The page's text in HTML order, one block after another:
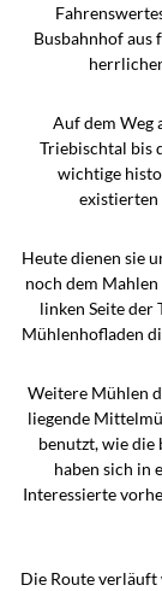
Busbahnhof aus
Auf dem Weg
Triebischtal bis
wichtige
existierten
Heute dienen sie
noch dem
linken Seite der
Mühlenhofladen
Weitere Mühlen
liegende
benutzt, wie die
haben sich in
Interessierte
Die Route verläuft